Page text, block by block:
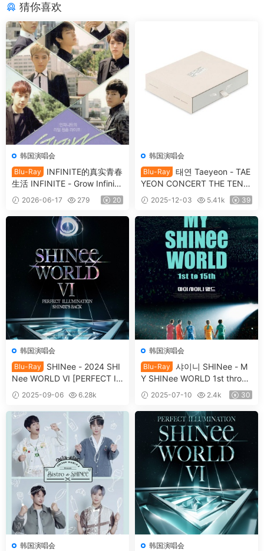
猜你喜欢
韩国演唱会
Blu-Ray
INFINITE的真实青春
生活 INFINITE - Grow Infinit
e’s Real Youth Life BD+DVD
[2015.08.19] [BDMV 21.2GB]
2026-06-17 279 20
韩国演唱会
Blu-Ray
태연 Taeyeon - TAE
YEON CONCERT THE TENS
E MEMORY BOX [2025.11.0
3] [BDMV 2BD 62.3GB]
2025-12-03 5.41k 39
韩国演唱会
Blu-Ray
SHINee - 2024 SHI
Nee WORLD VI [PERFECT IL
LUMINATION: SHINee'S BA
D 79.8GB]
2025-09-06
6.28k
韩国演唱会
Blu-Ray
샤이니 SHINee - M
Y SHINee WORLD 1st throug
h 15th [2024.11.08] [BDMV 3
2025-07-10 2.4k 30
韩国演唱会
韩国演唱会